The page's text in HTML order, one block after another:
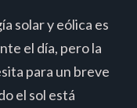
solar y eólica es
el día, pero la
para un breve
el sol está